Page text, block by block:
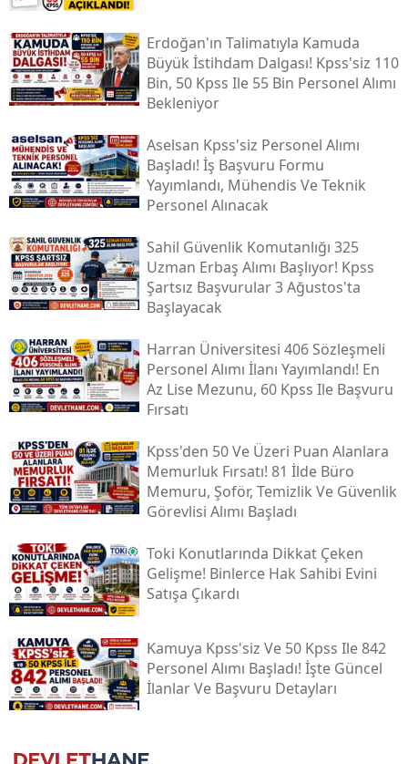
Erdoğan'ın Talimatıyla Kamuda
Büyük İstihdam Dalgası! Kpss'siz 110
Bin, 50 Kpss Ile 55 Bin Personel Alımı
Bekleniyor
Aselsan Kpss'siz Personel Alımı
Başladı! İş Başvuru Formu
Yayımlandı, Mühendis Ve Teknik
Personel Alınacak
Sahil Güvenlik Komutanlığı 325
Uzman Erbaş Alımı Başlıyor! Kpss
Şartsız Başvurular 3 Ağustos'ta
Başlayacak
Harran Üniversitesi 406 Sözleşmeli
Personel Alımı İlanı Yayımlandı! En
Az Lise Mezunu, 60 Kpss Ile Başvuru
Fırsatı
Kpss'den 50 Ve Üzeri Puan Alanlara
Memurluk Fırsatı! 81 İlde Büro
Memuru, Şoför, Temizlik Ve Güvenlik
Görevlisi Alımı Başladı
Toki̇ Konutlarında Dikkat Çeken
Gelişme! Binlerce Hak Sahibi Evini
Satışa Çıkardı
Kamuya Kpss'siz Ve 50 Kpss Ile 842
Personel Alımı Başladı! İşte Güncel
İlanlar Ve Başvuru Detayları